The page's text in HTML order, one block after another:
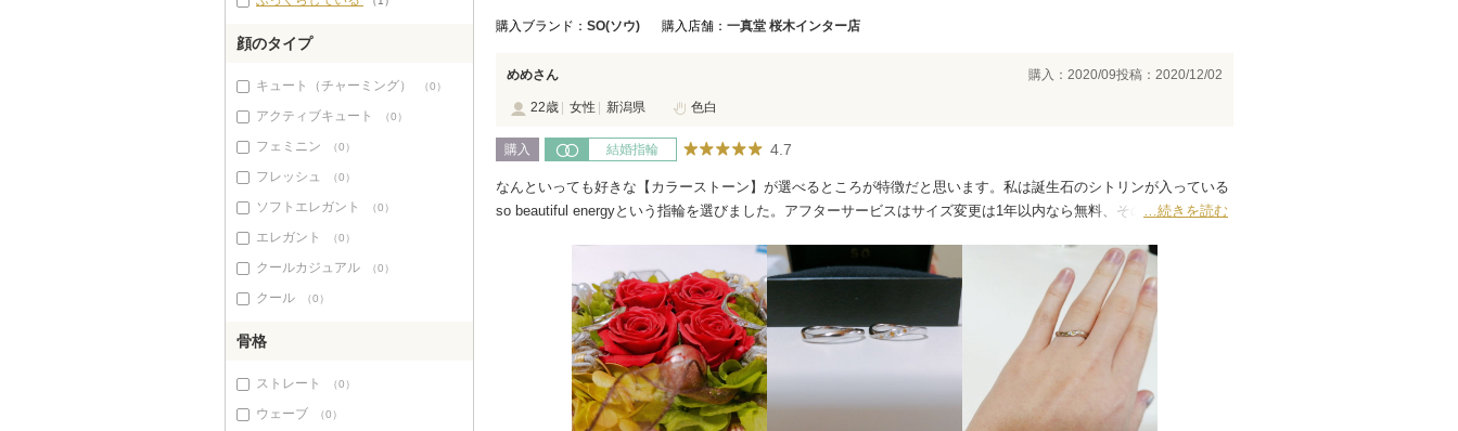
購入ブランド： SO(ソウ) 購入店舗： 一真堂 桜木インター店
めめさん 購入：2020/09投稿：2020/12/02
22歳 女性 新潟県 色白
購入 結婚指輪 4.7
なんといっても好きな【カラーストーン】が選べるところが特徴だと思います。私は誕生石のシトリンが入っている
so beautiful energyという指輪を選びました。アフターサービスはサイズ変更は1年以内なら無料、その後は6000円く
…続きを読む
顔のタイプ
キュート（チャーミング） （0）
アクティブキュート （0）
フェミニン （0）
フレッシュ （0）
ソフトエレガント （0）
エレガント （0）
クールカジュアル （0）
クール （0）
骨格
ストレート （0）
ウェーブ （0）